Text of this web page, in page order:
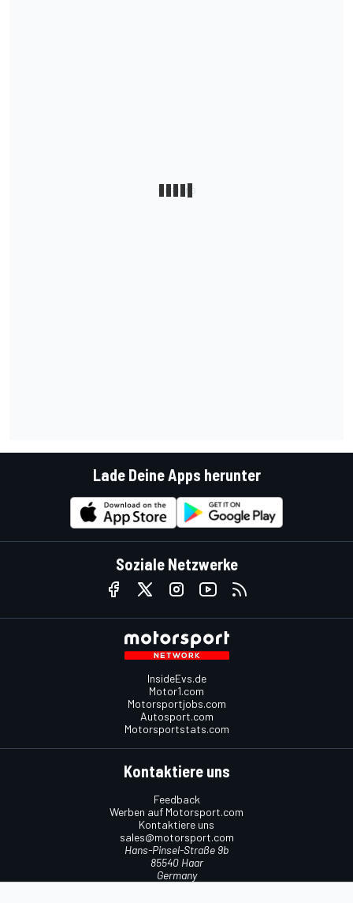
Lade Deine Apps herunter
Soziale Netzwerke
InsideEvs.de
Motor1.com
Motorsportjobs.com
Autosport.com
Motorsportstats.com
Kontaktiere uns
Feedback
Werben auf Motorsport.com
Kontaktiere uns
sales@motorsport.com
Hans-Pinsel-Straße 9b
85540 Haar
Germany